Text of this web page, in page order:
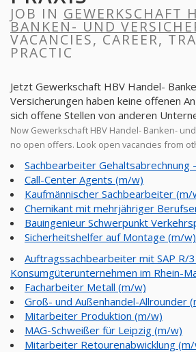
JOB IN GEWERKSCHAFT
BANKEN- UND
VACANCIES, CAREER,
PRACTIC
Jetzt Gewerkschaft HBV Handel-
Versicherungen haben keine offenen
sich offene Stellen von anderen
Now Gewerkschaft HBV Handel- Banken-
no open offers. Look open vacancies from
Sachbearbeiter
Call-Center Agents (m/w)
Kaufmännischer Sachbearbeiter (m/
Chemikant mit mehrjähriger
Bauingenieur Schwerpunkt
Sicherheitshelfer auf Montage (m/w)
Auftragssachbearbeiter mit SAP R/
Konsumgüterunternehmen im Rhein-
Facharbeiter Metall (m/w)
Groß- und Außenhandel-Allrounder
Mitarbeiter Produktion (m/w)
MAG-Schweißer für Leipzig (m/w)
Mitarbeiter Retourenabwicklung